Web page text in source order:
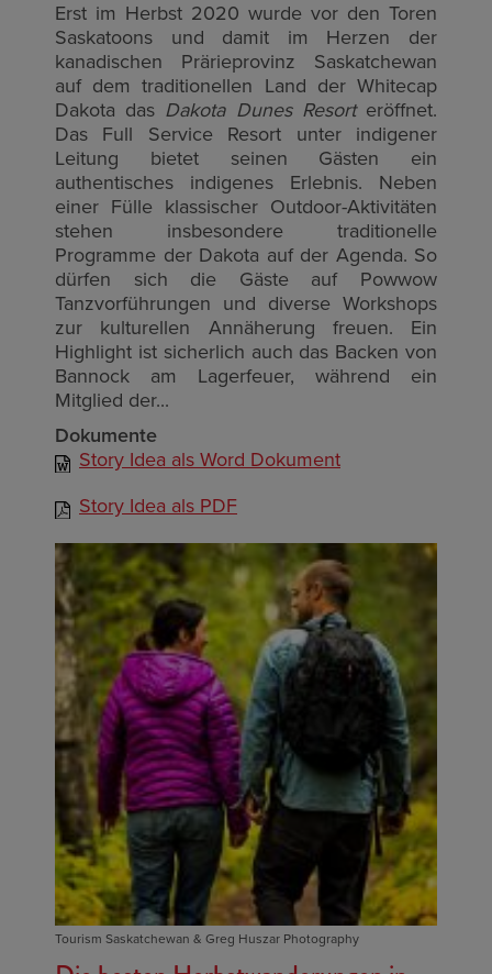
Erst im Herbst 2020 wurde vor den Toren
Saskatoons und damit im Herzen der
kanadischen Prärieprovinz Saskatchewan
auf dem traditionellen Land der Whitecap
Dakota das Dakota Dunes Resorteröffnet.
Das Full Service Resort unter indigener
Leitung bietet seinen Gästen ein
authentisches indigenes Erlebnis. Neben
einer Fülle klassischer Outdoor-Aktivitäten
stehen insbesondere traditionelle
Programme der Dakota auf der Agenda. So
dürfen sich die Gäste auf Powwow
Tanzvorführungen und diverse Workshops
zur kulturellen Annäherung freuen. Ein
Highlight ist sicherlich auch das Backen von
Bannock am Lagerfeuer, während ein
Mitglied der...
Dokumente
Story Idea als Word Dokument
Story Idea als PDF
Tourism Saskatchewan & Greg Huszar Photography